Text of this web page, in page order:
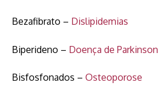
Bezafibrato – Dislipidemias
Biperideno – Doença de Parkinson
Bisfosfonados – Osteoporose